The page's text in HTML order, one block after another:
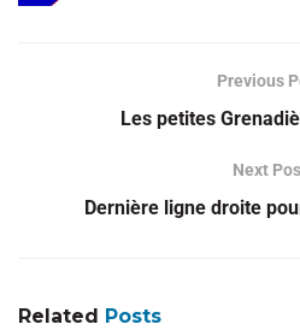
Previous
Les petites
Next
Dernière ligne droite
Related Posts